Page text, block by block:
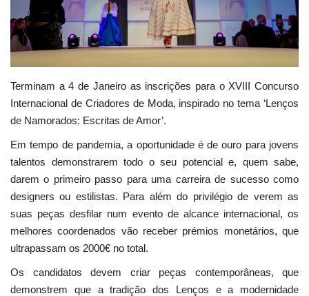
Saúde
Ficha técnica
Cultura
Lazer
Ambiente
Terminam a 4 de Janeiro as inscrições para o XVIII Concurso
Internacional de Criadores de Moda, inspirado no tema ‘Lenços
de Namorados: Escritas de Amor’.
Em tempo de pandemia, a oportunidade é de ouro para jovens
talentos demonstrarem todo o seu potencial e, quem sabe,
darem o primeiro passo para uma carreira de sucesso como
designers ou estilistas. Para além do privilégio de verem as
suas peças desfilar num evento de alcance internacional, os
melhores coordenados vão receber prémios monetários, que
ultrapassam os 2000€ no total.
Os candidatos devem criar peças contemporâneas, que
demonstrem que a tradição dos Lenços e a modernidade